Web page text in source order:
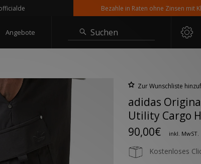
Bezahle in Raten ohne Zinsen mit Klarna
Angebote Suchen
Zur Wunschliste
adidas
Utility Cargo
90,00€
inkl. MwST.
Kostenloses